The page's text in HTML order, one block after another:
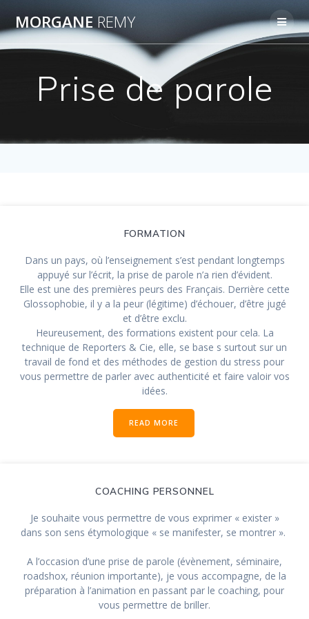
contenu
MORGANE REMY
Prise de parole
FORMATION
Dans un pays, où l’enseignement s’est pendant longtemps
appuyé sur l’écrit, la prise de parole n’a rien d’évident.
Elle est une des premières peurs des Français. Derrière cette
Glossophobie, il y a la peur (légitime) d’échouer, d’être jugé
et d’être exclu.
Heureusement, des formations existent pour cela. La
technique de Reporters & Cie, elle, se base s surtout sur un
travail de fond et des méthodes de gestion du stress pour
vous permettre de parler avec authenticité et faire valoir vos
idées.
READ MORE
COACHING PERSONNEL
Je souhaite vous permettre de vous exprimer « exister »
dans son sens étymologique « se manifester, se montrer ».
A l’occasion d’une prise de parole (évènement, séminaire,
roadshox, réunion importante), je vous accompagne, de la
préparation à l’animation en passant par le coaching, pour
vous permettre de briller.